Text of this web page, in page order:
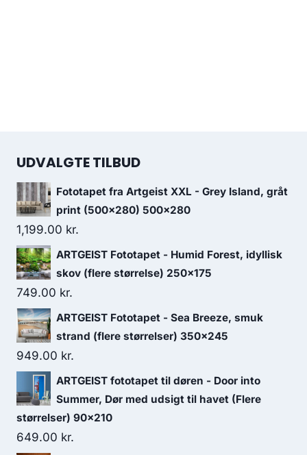
UDVALGTE TILBUD
Fototapet fra Artgeist XXL - Grey Island, gråt
print (500x280) 500x280
1,199.00 kr.
ARTGEIST Fototapet - Humid Forest, idyllisk
skov (flere størrelse) 250x175
749.00 kr.
ARTGEIST Fototapet - Sea Breeze, smuk
strand (flere størrelser) 350x245
949.00 kr.
ARTGEIST fototapet til døren - Door into
Summer, Dør med udsigt til havet (Flere
størrelser) 90x210
649.00 kr.